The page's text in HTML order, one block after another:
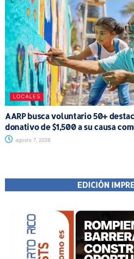
LOCALES
AARP busca voluntario 50+
donativo de $1,500 a su causa
agosto 7, 2026
EDICIÓN